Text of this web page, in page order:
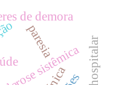
sistêmica
paresia
de demora